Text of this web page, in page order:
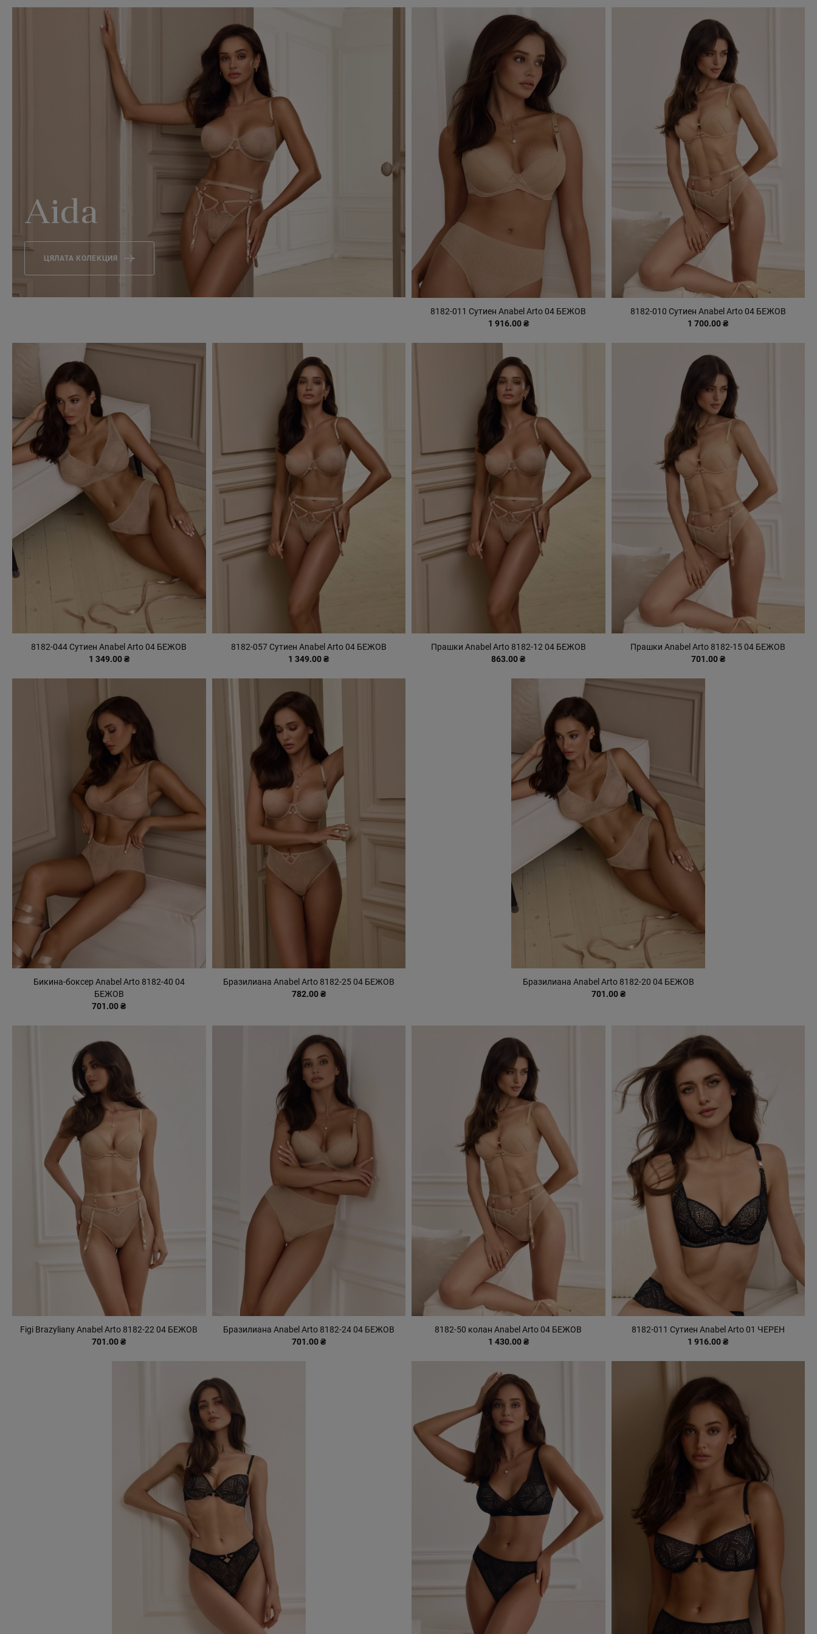
Aida
ЦЯЛАТА КОЛЕКЦИЯ
8182-011 Сутиен Anabel Arto 04 БЕЖОВ
1 916.00 ₴
8182-010 Сутиен Anabel Arto 04 БЕЖОВ
1 700.00 ₴
8182-044 Сутиен Anabel Arto 04 БЕЖОВ
1 349.00 ₴
8182-057 Сутиен Anabel Arto 04 БЕЖОВ
1 349.00 ₴
Прашки Anabel Arto 8182-12 04 БЕЖОВ
863.00 ₴
Прашки Anabel Arto 8182-15 04 БЕЖОВ
701.00 ₴
Бикина-боксер Anabel Arto 8182-40 04
БЕЖОВ
701.00 ₴
Бразилиана Anabel Arto 8182-25 04 БЕЖОВ
782.00 ₴
Бразилиана Anabel Arto 8182-20 04 БЕЖОВ
701.00 ₴
Figi Brazyliany Anabel Arto 8182-22 04 БЕЖОВ
701.00 ₴
Бразилиана Anabel Arto 8182-24 04 БЕЖОВ
701.00 ₴
8182-50 колан Anabel Arto 04 БЕЖОВ
1 430.00 ₴
8182-011 Сутиен Anabel Arto 01 ЧЕРЕН
1 916.00 ₴